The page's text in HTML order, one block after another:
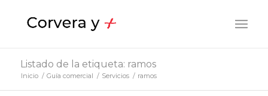
Listado de la etiqueta: ramos
Inicio / Guía comercial / Servicios / ramos